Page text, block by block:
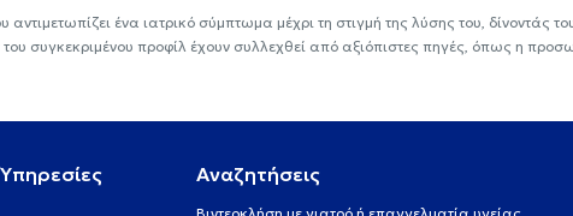
ένα ιατρικό σύμπτωμα μέχρι τη στιγμή της λύσης του, δίνοντάς
συγκεκριμένου προφίλ έχουν συλλεχθεί από αξιόπιστες πηγές, όπως η
Αναζητήσεις